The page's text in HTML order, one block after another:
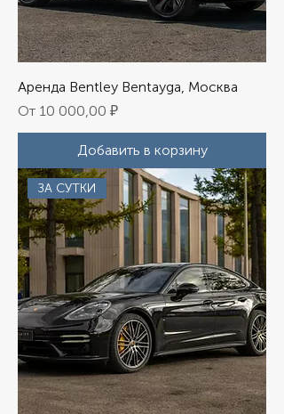
Аренда Bentley Bentayga, Москва
От 10 000,00 ₽
Цена со скидкой
Добавить в корзину
ЗА СУТКИ